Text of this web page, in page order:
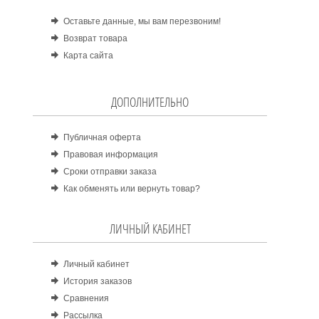
Оставьте данные, мы вам перезвоним!
Возврат товара
Карта сайта
ДОПОЛНИТЕЛЬНО
Публичная оферта
Правовая информация
Сроки отправки заказа
Как обменять или вернуть товар?
ЛИЧНЫЙ КАБИНЕТ
Личный кабинет
История заказов
Сравнения
Рассылка